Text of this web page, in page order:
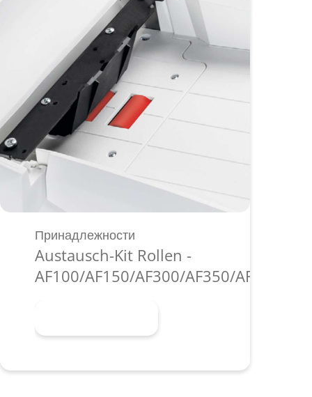
Принадлежности
Austausch-Kit Rollen -
AF100/AF150/AF300/AF350/AF500